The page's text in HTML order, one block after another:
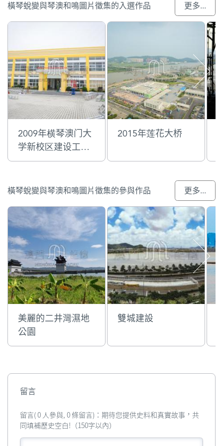
橫琴蛻變與琴澳和鳴圖片徵集的入選作品 更多...
2009年横琴澳门大
学新校区建设工程
指挥部
2015年莲花大桥
橫琴蛻變與琴澳和鳴圖片徵集的參與作品 更多...
美麗的二井灣濕地
公園
雙城建設
留言
留言( 0 人參與, 0 條留言)：期待您提供史料和真實故事，共
同填補歷史空白!（150字以內）